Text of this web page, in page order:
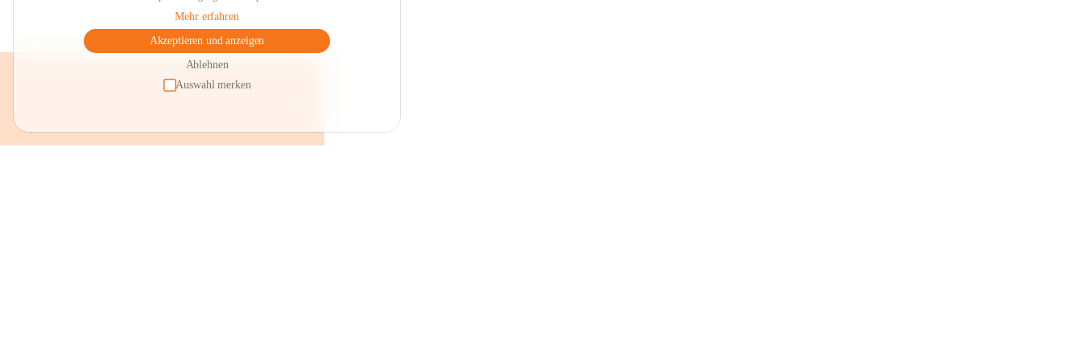
Mehr erfahren
Akzeptieren und anzeigen
Ablehnen
Auswahl merken